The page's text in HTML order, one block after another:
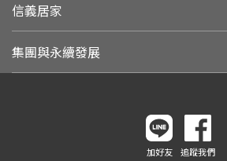
信義居家
集團與永續發展
加好友 追蹤我們